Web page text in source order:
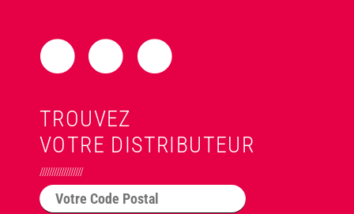
TROUVEZ
VOTRE DISTRIBUTEUR
//////////////////